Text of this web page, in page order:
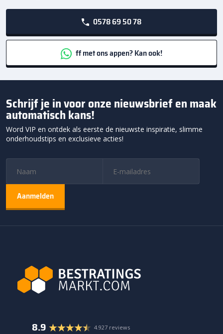
0578 69 50 78
ff met ons appen? Kan ook!
Schrijf je in voor onze nieuwsbrief en maak
automatisch kans!
Word VIP en ontdek als eerste de nieuwste inspiratie, slimme
onderhoudstips en exclusieve acties!
8.9 4.927 reviews